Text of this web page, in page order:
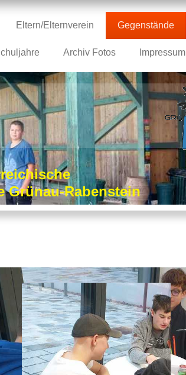
Eltern/Elternverein Gegenstände
Archiv Fotos Impressum
Grünau-Rabenstein